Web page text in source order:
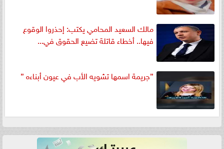
مالك السعيد المحامي يكتب: إحذروا الوقوع
فيها.. أخطاء قاتلة تضيع الحقوق في...
”جريمة اسمها تشويه الأب في عيون أبناءه ”